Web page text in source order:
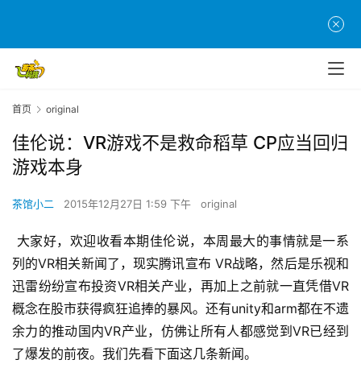
首页 original
佳伦说：VR游戏不是救命稻草 CP应当回归
游戏本身
茶馆小二 2015年12月27日 1:59 下午 original
大家好，欢迎收看本期佳伦说，本周最大的事情就是一系
列的VR相关新闻了，现实腾讯宣布 VR战略，然后是乐视和
迅雷纷纷宣布投资VR相关产业，再加上之前就一直凭借VR
概念在股市获得疯狂追捧的暴风。还有unity和arm都在不遗
余力的推动国内VR产业，仿佛让所有人都感觉到VR已经到
了爆发的前夜。我们先看下面这几条新闻。